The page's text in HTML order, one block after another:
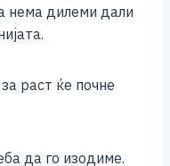
нема дилеми дали
раст ќе почне
да го изодиме.